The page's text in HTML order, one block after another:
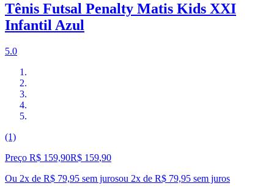
Tênis Futsal Penalty Matis Kids XXI
Infantil Azul
5.0
(1)
Preço R$ 159,90R$ 159,90
Ou 2x de R$ 79,95 sem jurosou 2x de R$ 79,95 sem juros